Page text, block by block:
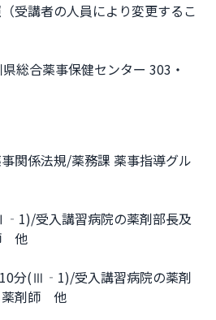
受講者の人員により変更するこ
総合薬事保健センター 303・
関係法規/薬務課 薬事指導グル
受入講習病院の薬剤部長及
他
分(Ⅲ‐1)/受入講習病院の薬剤
剤師　他